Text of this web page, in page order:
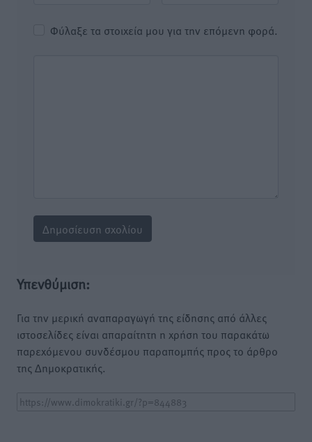
Φύλαξε τα στοιχεία μου για την επόμενη φορά.
Υπενθύμιση:
Για την μερική αναπαραγωγή της είδησης από άλλες
ιστοσελίδες είναι απαραίτητη η χρήση του παρακάτω
παρεχόμενου συνδέσμου παραπομπής προς το άρθρο
της Δημοκρατικής.